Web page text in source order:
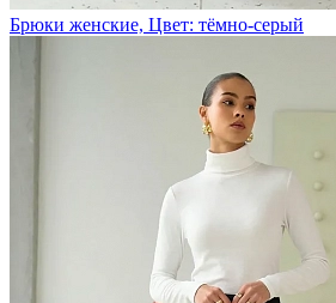
Брюки женские, Цвет: тёмно-серый